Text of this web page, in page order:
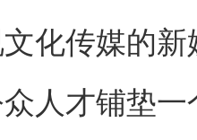
化传媒的
人才铺垫